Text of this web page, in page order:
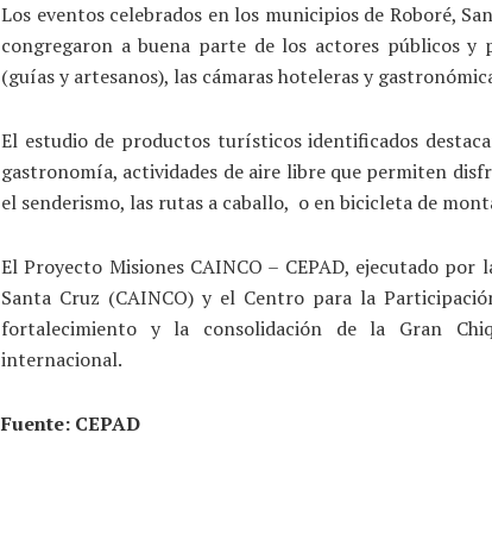
Los eventos celebrados en los municipios de Roboré,
congregaron a buena parte de los actores públicos y
(guías y artesanos), las cámaras hoteleras y
El estudio de productos turísticos identificados
gastronomía, actividades de aire libre que permiten
el senderismo, las rutas a caballo, o en bicicleta de
El Proyecto Misiones CAINCO – CEPAD, ejecutado
Santa Cruz (CAINCO) y el Centro para la
fortalecimiento y la consolidación de la Gran
internacional.
Fuente: CEPAD